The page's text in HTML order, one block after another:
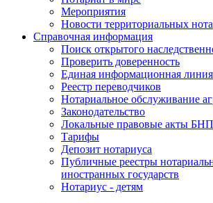
Мероприятия
Новости территориальных
Справочная информация
Поиск открытого
Проверить доверенность
Единая информационная линия
Реестр переводчиков
Нотариальное обслуживание
Законодательство
Локальные правовые акты БНП
Тарифы
Депозит нотариуса
Публичные реестры
иностранных государств
Нотариус - детям